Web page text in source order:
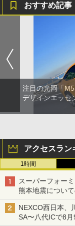
おすすめ記事
注目の光岡「
デザインエッセ
アクセスラン
1時間
スーパーフォー
熊本地震につい
NEXCO西日本、
SA〜八代ICで8